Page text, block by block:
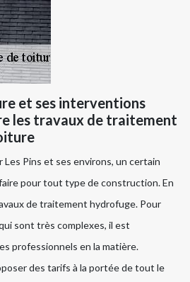
et ses interventions
les travaux de traitement
Les Pins et ses environs, un certain
pour tout type de construction. En
de traitement hydrofuge. Pour
sont très complexes, il est
professionnels en la matière.
des tarifs à la portée de tout le